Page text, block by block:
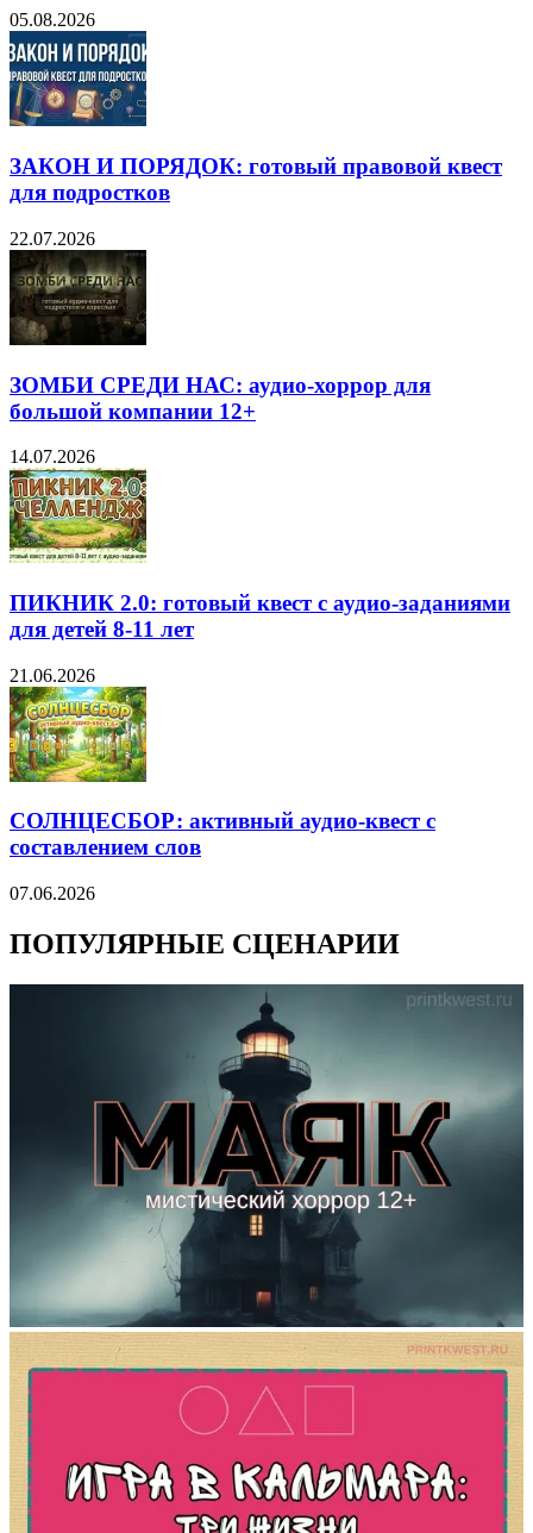
05.08.2026
ЗАКОН И ПОРЯДОК: готовый правовой квест
для подростков
22.07.2026
ЗОМБИ СРЕДИ НАС: аудио-хоррор для
большой компании 12+
14.07.2026
ПИКНИК 2.0: готовый квест с аудио-заданиями
для детей 8-11 лет
21.06.2026
СОЛНЦЕСБОР: активный аудио-квест с
составлением слов
07.06.2026
ПОПУЛЯРНЫЕ СЦЕНАРИИ